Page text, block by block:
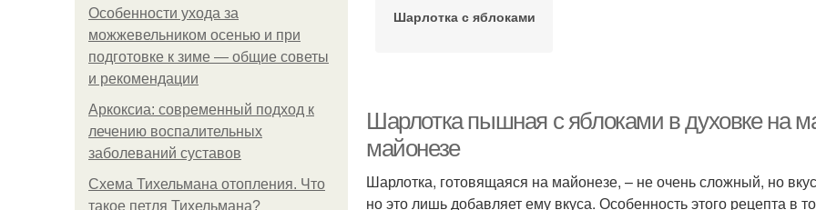
Особенности ухода за
можжевельником осенью и при
подготовке к зиме — общие советы
и рекомендации
Аркоксиа: современный подход к
лечению воспалительных
заболеваний суставов
Схема Тихельмана отопления. Что
такое петля Тихельмана?
Шарлотка с яблоками
Шарлотка пышная с яблоками в духовке на
майонезе
Шарлотка, готовящаяся на майонезе, – не очень сложный, но
но это лишь добавляет ему вкуса. Особенность этого рецепта в